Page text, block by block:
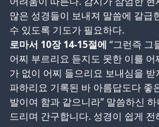
많은 성경들이 보내져 말씀에 갈급
수 있도록 기도가 필요하다.
로마서 10장14-15절에 “그런즉 그
어찌 부르리요 듣지도 못한 이를
가 없이 어찌 들으리요 보내심을
파하리요 기록된 바 아름답도다 좋
발이여 함과 같으니라” 말씀하신
드리며 간구합니다. 성경이 쉽게